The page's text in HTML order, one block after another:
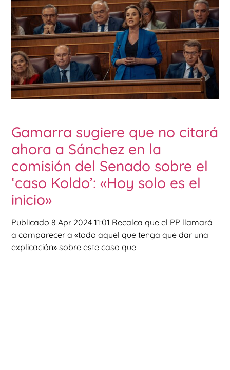
Gamarra sugiere que no citará
ahora a Sánchez en la
comisión del Senado sobre el
‘caso Koldo’: «Hoy solo es el
inicio»
Publicado 8 Apr 2024 11:01 Recalca que el PP llamará
a comparecer a «todo aquel que tenga que dar una
explicación» sobre este caso que